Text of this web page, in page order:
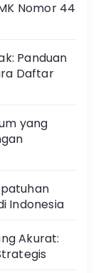
Nomor 44
Panduan
Daftar
yang
Indonesia
Akurat: